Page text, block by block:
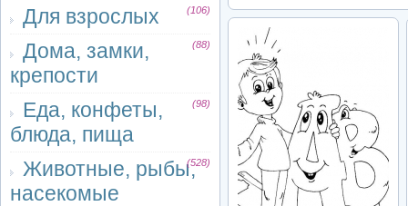
Для взрослых (106)
Дома, замки,
крепости
(88)
Еда, конфеты,
блюда, пища
(98)
Животные, рыбы,
насекомые
(528)